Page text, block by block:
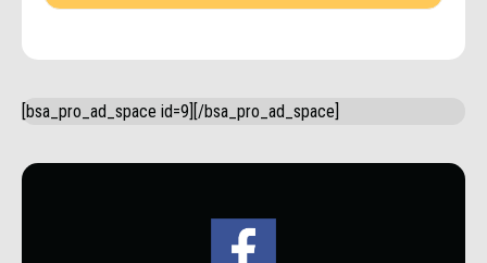
[bsa_pro_ad_space id=9][/bsa_pro_ad_space]